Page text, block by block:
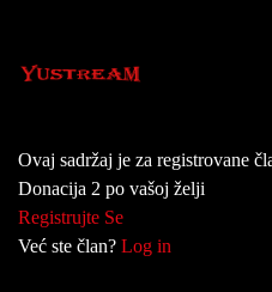
Ovaj sadržaj je za registrovane
Donacija 2 po vašoj želji
Registrujte Se
Već ste član? Log in